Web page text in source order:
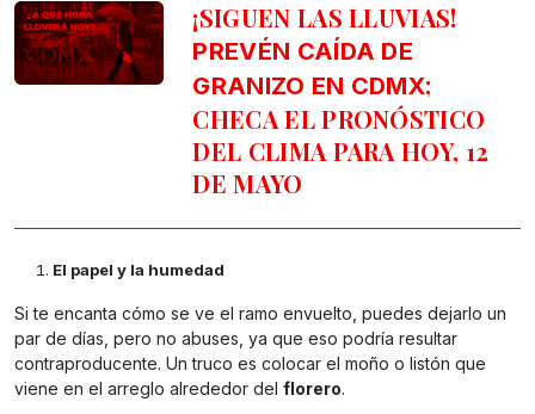
¡SIGUEN LAS LLUVIAS!
PREVÉN CAÍDA DE
GRANIZO EN CDMX;
CHECA EL PRONÓSTICO
DEL CLIMA PARA HOY, 12
DE MAYO
El papel y la humedad
Si te encanta cómo se ve el ramo envuelto, puedes dejarlo un
par de días, pero no abuses, ya que eso podría resultar
contraproducente. Un truco es colocar el moño o listón que
viene en el arreglo alrededor del florero.